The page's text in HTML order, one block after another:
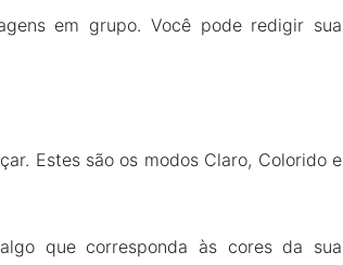
em grupo. Você pode redigir sua
Estes são os modos Claro, Colorido e
que corresponda às cores da sua